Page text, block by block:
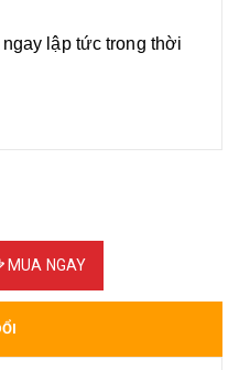
lập tức trong thời
MUA NGAY